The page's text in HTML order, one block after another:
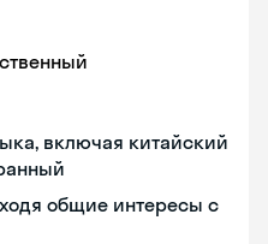
включая китайский
общие интересы с